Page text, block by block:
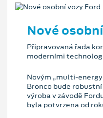
Nové
Připravovaná řada
moderními
Novým „multi-
Bronco bude
výroba v závodě
byla potvrzena od